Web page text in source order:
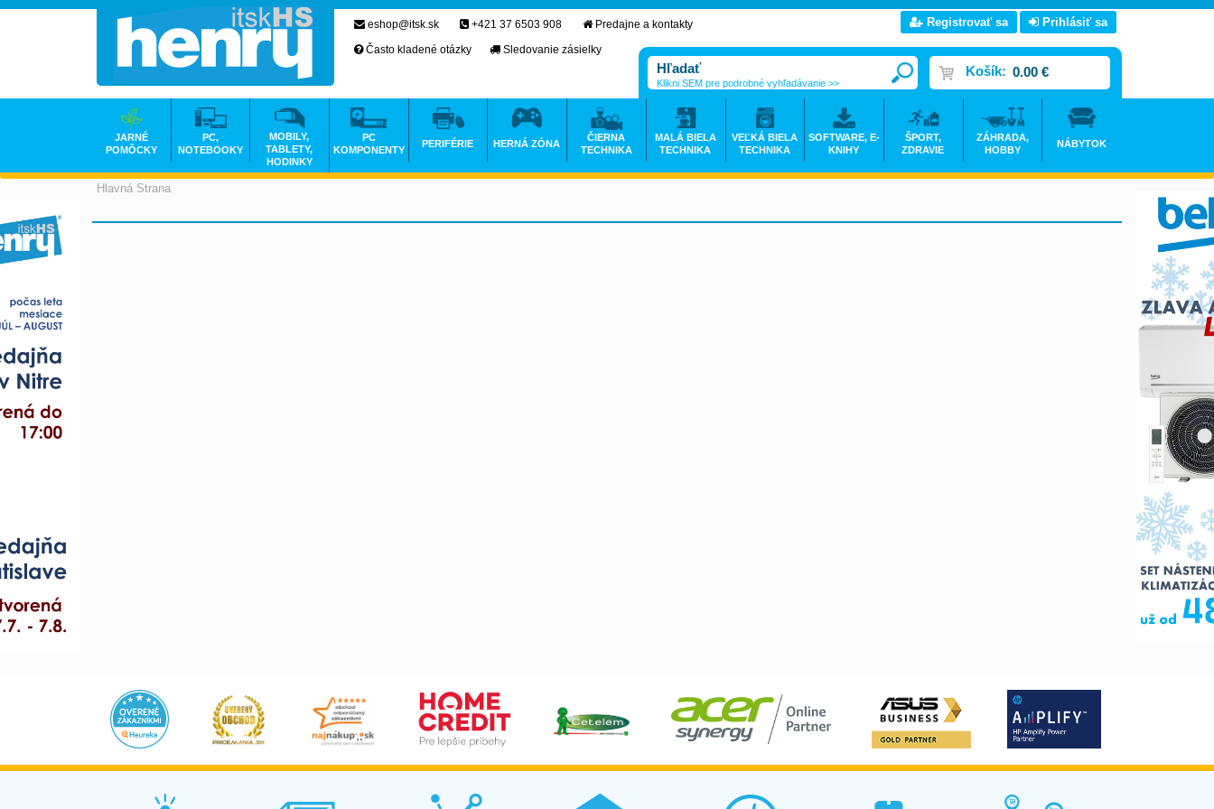
Hlavná Strana
eshop@itsk.sk +421 37 6503 908
Predajne a kontakty
Často kladené otázky
Sledovanie zásielky
Registrovať sa Prihlásiť sa
Košík: 0.00 €
Klikni SEM pre podrobné vyhľadávanie >>
JARNÉ
POMÔCKY
PC,
NOTEBOOKY
MOBILY,
TABLETY,
HODINKY
PC
KOMPONENTY
PERIFÉRIE HERNÁ ZÓNA
ČIERNA
TECHNIKA
MALÁ BIELA
TECHNIKA
VEĽKÁ BIELA
TECHNIKA
SOFTWARE, E-
KNIHY
ŠPORT,
ZDRAVIE
ZÁHRADA,
HOBBY
NÁBYTOK